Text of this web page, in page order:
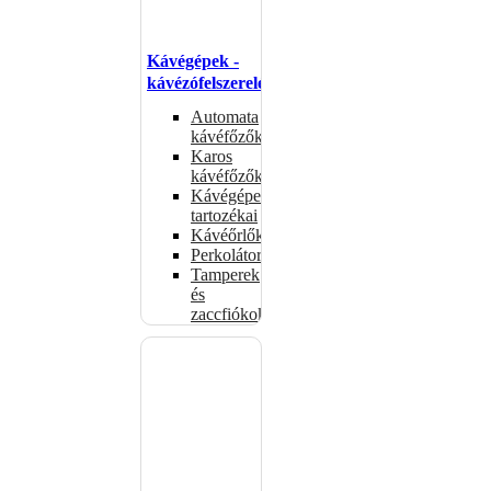
Kávégépek -
kávézófelszerelés
Automata
kávéfőzők
Karos
kávéfőzők
Kávégépek
tartozékai
Kávéőrlők
Perkolátorok
Tamperek
és
zaccfiókok